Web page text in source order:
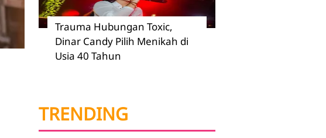
Trauma Hubungan Toxic,
Dinar Candy Pilih Menikah di
Usia 40 Tahun
TRENDING